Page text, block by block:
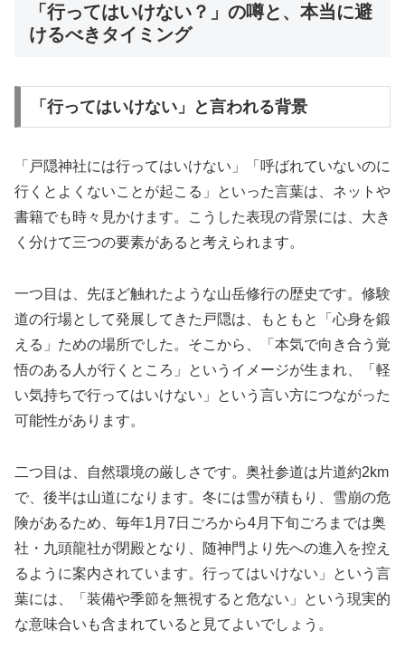
「行ってはいけない？」の噂と、本当に避
けるべきタイミング
「行ってはいけない」と言われる背景
「戸隠神社には行ってはいけない」「呼ばれていないのに
行くとよくないことが起こる」といった言葉は、ネットや
書籍でも時々見かけます。こうした表現の背景には、大き
く分けて三つの要素があると考えられます。
一つ目は、先ほど触れたような山岳修行の歴史です。修験
道の行場として発展してきた戸隠は、もともと「心身を鍛
える」ための場所でした。そこから、「本気で向き合う覚
悟のある人が行くところ」というイメージが生まれ、「軽
い気持ちで行ってはいけない」という言い方につながった
可能性があります。
二つ目は、自然環境の厳しさです。奥社参道は片道約2km
で、後半は山道になります。冬には雪が積もり、雪崩の危
険があるため、毎年1月7日ごろから4月下旬ごろまでは奥
社・九頭龍社が閉殿となり、随神門より先への進入を控え
るように案内されています。行ってはいけない」という言
葉には、「装備や季節を無視すると危ない」という現実的
な意味合いも含まれていると見てよいでしょう。